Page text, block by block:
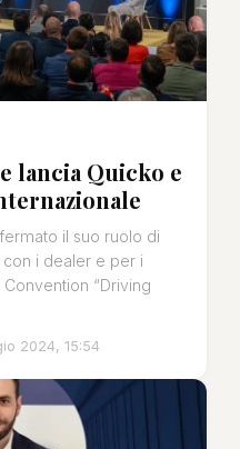
lancia Quicko e
il suo ruolo di
i dealer e per i
“Driving
2024, 15:54